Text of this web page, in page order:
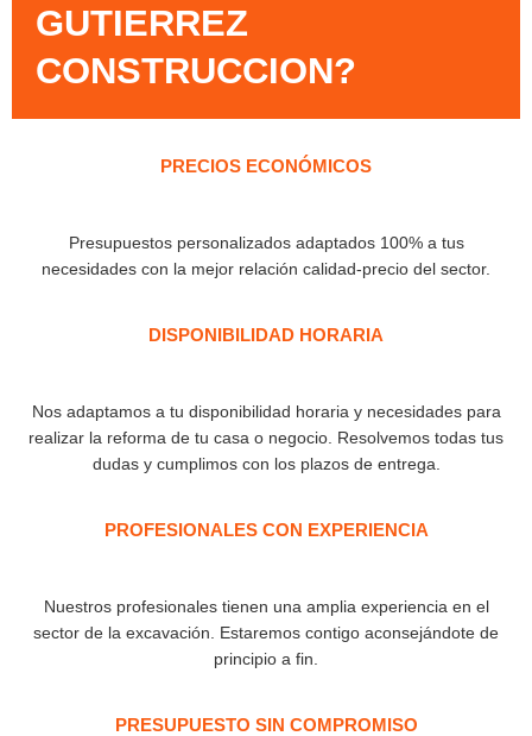
GUTIERREZ
CONSTRUCCION?​
PRECIOS ECONÓMICOS
Presupuestos personalizados adaptados 100% a tus
necesidades con la mejor relación calidad-precio del sector.
DISPONIBILIDAD HORARIA
Nos adaptamos a tu disponibilidad horaria y necesidades para
realizar la reforma de tu casa o negocio. Resolvemos todas tus
dudas y cumplimos con los plazos de entrega.
PROFESIONALES CON EXPERIENCIA​
Nuestros profesionales tienen una amplia experiencia en el
sector de la excavación. Estaremos contigo aconsejándote de
principio a fin.
PRESUPUESTO SIN COMPROMISO